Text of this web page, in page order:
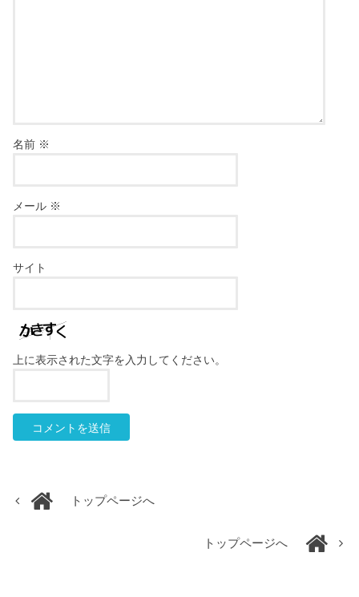
名前 ※
メール ※
サイト
上に表示された文字を入力してください。
トップページへ
トップページへ